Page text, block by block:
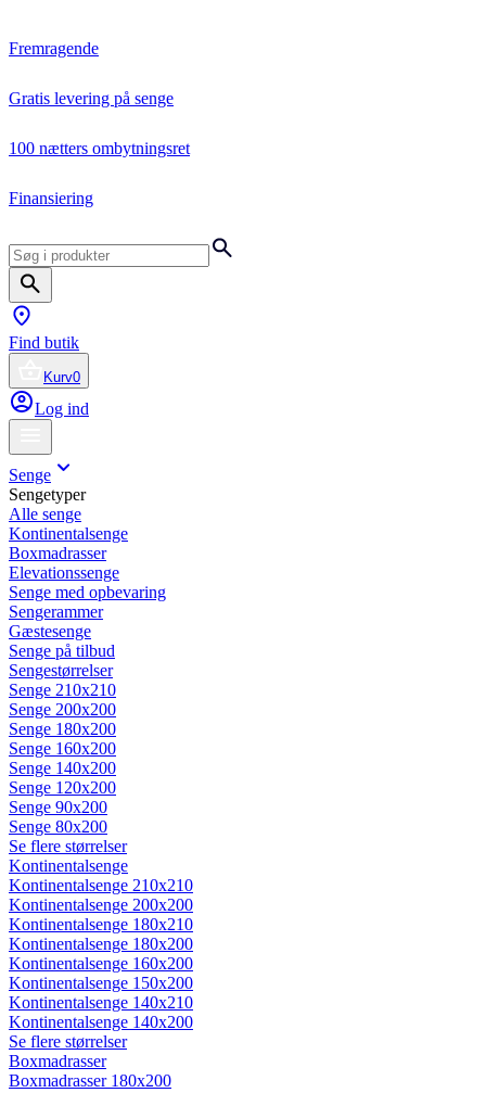
Fremragende
Gratis levering på senge
100 nætters ombytningsret
Finansiering
Find butik
Kurv0
Log ind
Senge
Sengetyper
Alle senge
Kontinentalsenge
Boxmadrasser
Elevationssenge
Senge med opbevaring
Sengerammer
Gæstesenge
Senge på tilbud
Sengestørrelser
Senge 210x210
Senge 200x200
Senge 180x200
Senge 160x200
Senge 140x200
Senge 120x200
Senge 90x200
Senge 80x200
Se flere størrelser
Kontinentalsenge
Kontinentalsenge 210x210
Kontinentalsenge 200x200
Kontinentalsenge 180x210
Kontinentalsenge 180x200
Kontinentalsenge 160x200
Kontinentalsenge 150x200
Kontinentalsenge 140x210
Kontinentalsenge 140x200
Se flere størrelser
Boxmadrasser
Boxmadrasser 180x200